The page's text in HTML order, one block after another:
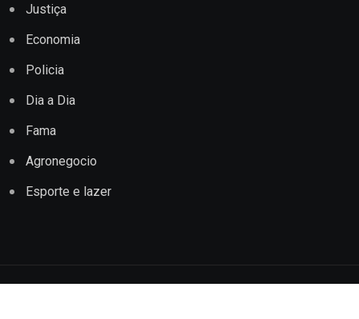
Justiça
Economia
Policia
Dia a Dia
Fama
Agronegocio
Esporte e lazer